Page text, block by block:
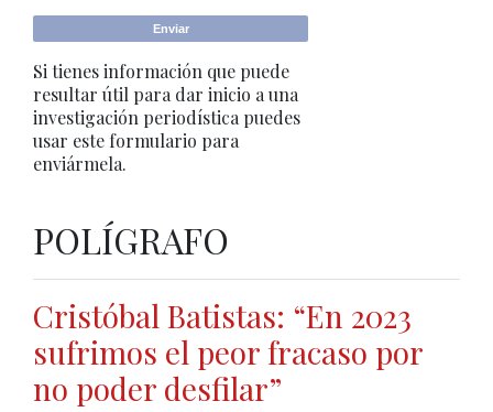
Si tienes información que puede
resultar útil para dar inicio a una
investigación periodística puedes
usar este formulario para
enviármela.
POLÍGRAFO
Cristóbal Batistas: “En 2023
sufrimos el peor fracaso por
no poder desfilar”